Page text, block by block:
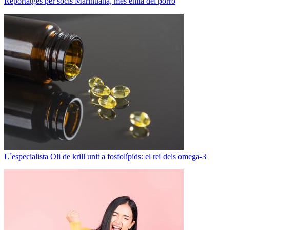
L´especialista Oli de krill unit a fosfolípids: el rei dels omega-3